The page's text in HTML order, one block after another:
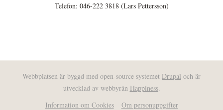
Telefon: 046-222 3818 (Lars Pettersson)
Webbplatsen är byggd med open-source systemet Drupal och är
utvecklad av webbyrån Happiness.
Information om Cookies
Om personuppgifter